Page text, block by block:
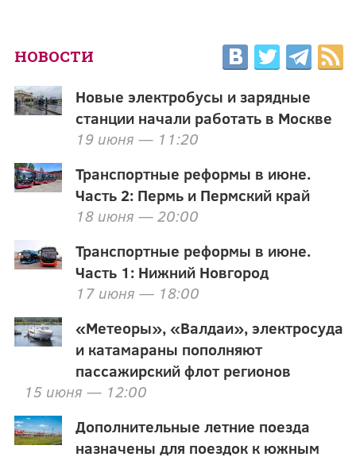
НОВОСТИ
Новые электробусы и зарядные
станции начали работать в Москве
19 июня — 11:20
Транспортные реформы в июне.
Часть 2: Пермь и Пермский край
18 июня — 20:00
Транспортные реформы в июне.
Часть 1: Нижний Новгород
17 июня — 18:00
«Метеоры», «Валдаи», электросуда
и катамараны пополняют
пассажирский флот регионов
15 июня — 12:00
Дополнительные летние поезда
назначены для поездок к южным